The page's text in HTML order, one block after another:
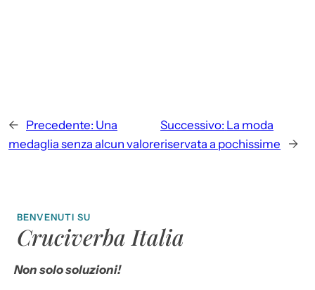
← Precedente: Una
medaglia senza alcun valore
Successivo: La moda
riservata a pochissime
→
BENVENUTI SU
Cruciverba Italia
Non solo soluzioni!